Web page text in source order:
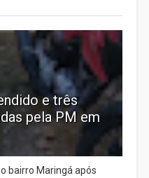
e três
pela PM em
bairro Maringá após